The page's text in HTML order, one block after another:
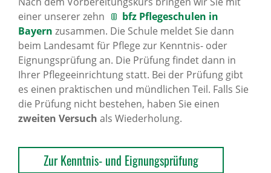
einer unserer zehn
bfz Pflegeschulen in
Bayern zusammen. Die Schule meldet Sie dann
beim Landesamt für Pflege zur Kenntnis- oder
Eignungsprüfung an. Die Prüfung findet dann in
Ihrer Pflegeeinrichtung statt. Bei der Prüfung gibt
es einen praktischen und mündlichen Teil. Falls Sie
die Prüfung nicht bestehen, haben Sie einen
zweiten Versuch als Wiederholung.
Zur Kenntnis- und Eignungsprüfung